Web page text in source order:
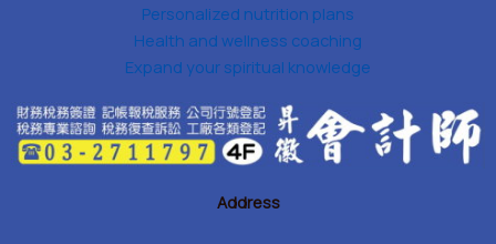
Personalized nutrition plans
Health and wellness coaching
Expand your spiritual knowledge
Address